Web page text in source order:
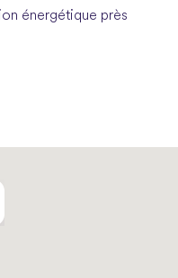
énergétique près